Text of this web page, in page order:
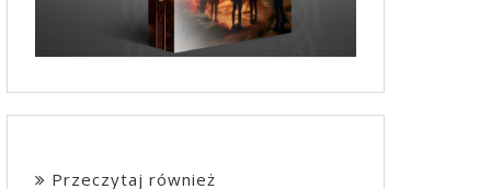
Przeczytaj również